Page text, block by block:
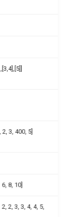
2, 3, 400, 5]
6, 8, 10]
2, 2, 3, 3, 4, 4, 5,